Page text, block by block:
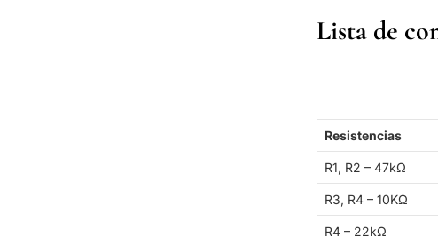
Lista de
Resistencias
R1, R2 – 47kΩ
R3, R4 – 10KΩ
R4 – 22kΩ